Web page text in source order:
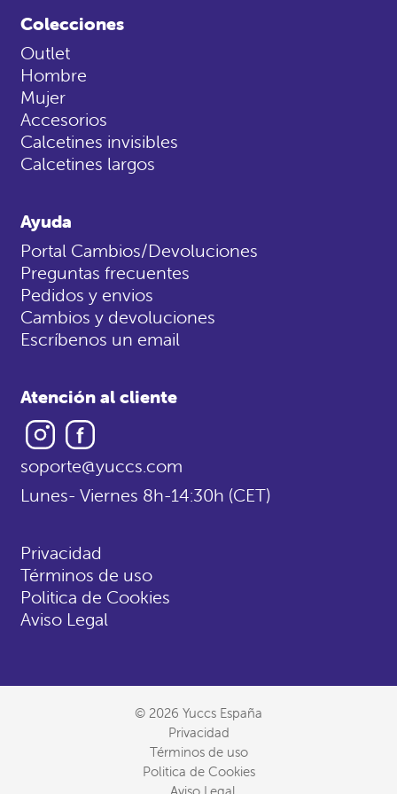
Colecciones
Outlet
Hombre
Mujer
Accesorios
Calcetines invisibles
Calcetines largos
Ayuda
Portal Cambios/Devoluciones
Preguntas frecuentes
Pedidos y envios
Cambios y devoluciones
Escríbenos un email
Atención al cliente
Instagram
soporte@yuccs.com
Lunes- Viernes 8h-14:30h (CET)
Privacidad
Términos de uso
Politica de Cookies
Aviso Legal
© 2026 Yuccs España
Privacidad
Términos de uso
Politica de Cookies